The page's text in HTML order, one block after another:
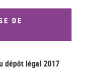
DE
dépôt légal 2017